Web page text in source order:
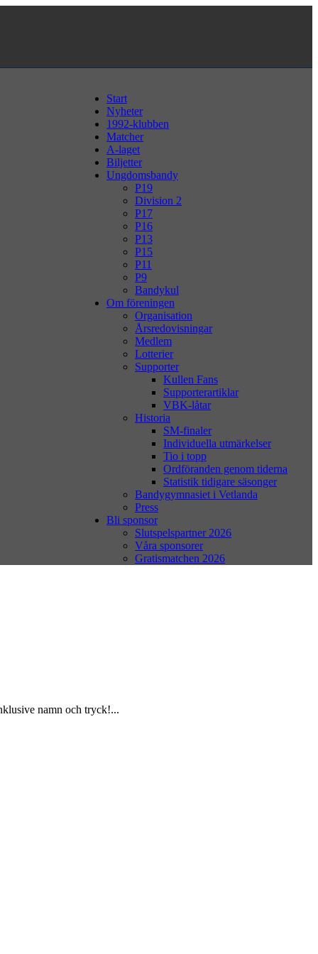
Start
Nyheter
1992-klubben
Matcher
A-laget
Biljetter
Ungdomsbandy
P19
Division 2
P17
P16
P13
P15
P11
P9
Bandykul
Om föreningen
Organisation
Årsredovisningar
Medlem
Lotterier
Supporter
Kullen Fans
Supporterartiklar
VBK-låtar
Historia
SM-finaler
Individuella utmärkelser
Tio i topp
Ordföranden genom tiderna
Statistik tidigare säsonger
Bandygymnasiet i Vetlanda
Press
Bli sponsor
Slutspelspartner 2026
Våra sponsorer
Gratismatchen 2026
namn och tryck!...